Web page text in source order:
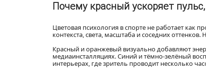
Почему красный ускоряет
Цветовая психология в спорте не работает как
контекста, света, масштаба и соседних
Красный и оранжевый визуально добавляют
медиаинсталляциях. Синий и тёмно-зелёный
интерьерах, где зритель проводит несколько